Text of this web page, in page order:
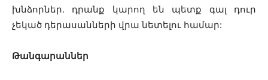
խնձորներ. դրանք կարող են պետք գալ դուր
չեկած դերասանների վրա նետելու համար:
Թանգարաններ